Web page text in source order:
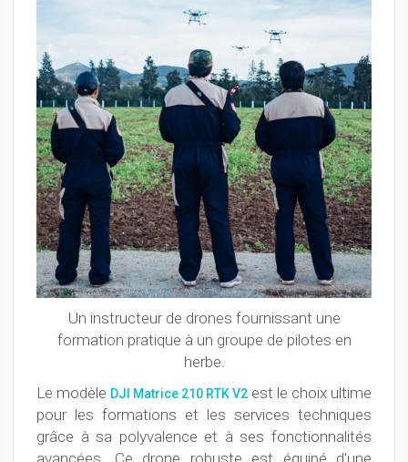
Un instructeur de drones fournissant une
formation pratique à un groupe de pilotes en
herbe.
Le modèle DJI Matrice 210 RTK V2 est le choix ultime
pour les formations et les services techniques
grâce à sa polyvalence et à ses fonctionnalités